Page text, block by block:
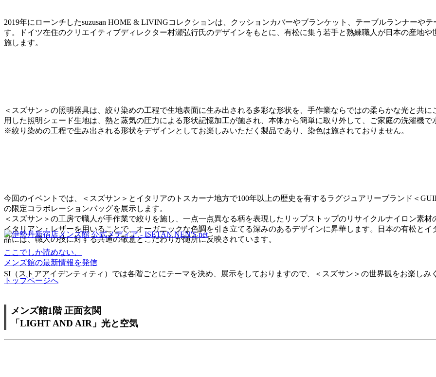
2019年にローンチしたsuzusan HOME & LIVINGコレクションは、クッションカバーやブランケット、テーブルランナーや
す。ドイツ在住のクリエイティブディレクター村瀬弘行氏のデザインをもとに、有松に集う若手と熟練職人が日本の産地
施します。
＜スズサン＞の照明器具は、絞り染めの工程で生地表面に生み出される多彩な形状を、手作業ならではの柔らかな光と共
用した照明シェード生地は、熱と蒸気の圧力による形状記憶加工が施され、本体から簡単に取り外して、ご家庭の洗濯機で
※絞り染めの工程で生み出される形状をデザインとしてお楽しみいただく製品であり、染色は施されておりません。
今回のイベントでは、＜スズサン＞とイタリアのトスカーナ地方で100年以上の歴史を有するラグジュアリーブランド＜
の限定コラボレーションバッグを展示します。
＜スズサン＞の工房で職人が手作業で絞りを施し、一点一点異なる柄を表現したリップストップのリサイクルナイロン素
イタリアン・レザーを用いることで、オーガニックな色調を引き立てる深みのあるデザインに昇華します。日本の有松と
品には、職人の技に対する共通の敬意とこだわりが随所に反映されています。
SI（ストアアイデンティティ）では各階ごとにテーマを決め、展示をしておりますので、＜スズサン＞の世界観をお楽しみ
メンズ館1階 正面玄関
「LIGHT AND AIR」光と空気
ここでしか読めない、
メンズ館の最新情報を発信
トップページへ